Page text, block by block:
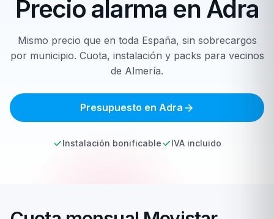
Precio alarma en Adra
Mismo precio que en toda España, sin sobrecargos
por municipio. Cuota, instalación y packs para vecinos
de Almería.
Presupuesto en Adra
Instalación bonificable IVA incluido